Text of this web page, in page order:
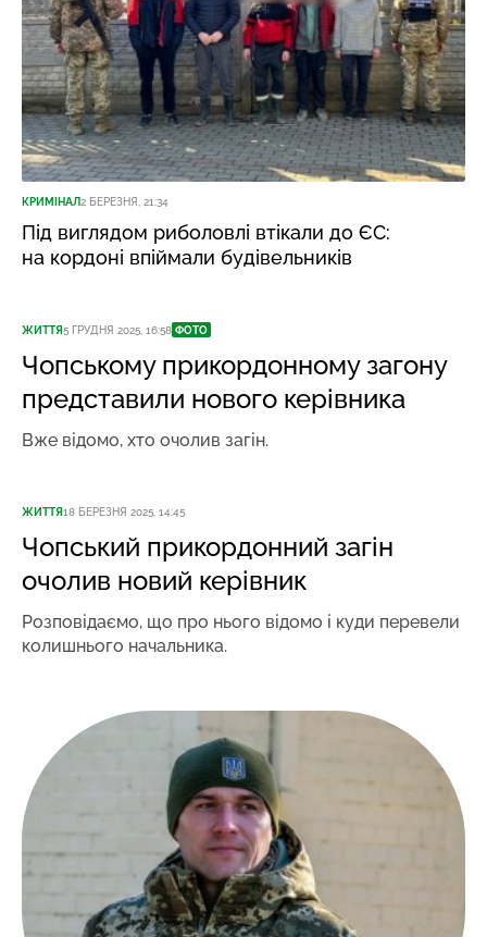
КРИМІНАЛ2 БЕРЕЗНЯ, 21:34
Під виглядом риболовлі втікали до ЄС:
на кордоні впіймали будівельників
ЖИТТЯ5 ГРУДНЯ 2025, 16:58 ФОТО
Чопському прикордонному загону
представили нового керівника
Вже відомо, хто очолив загін.
ЖИТТЯ18 БЕРЕЗНЯ 2025, 14:45
Чопський прикордонний загін
очолив новий керівник
Розповідаємо, що про нього відомо і куди перевели
колишнього начальника.